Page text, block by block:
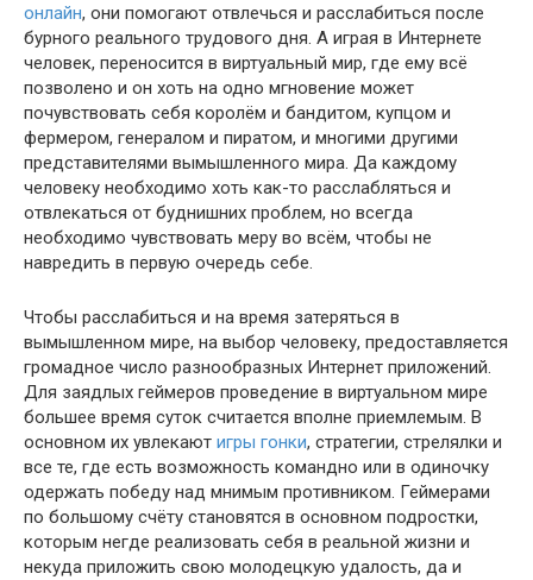
онлайн, они помогают отвлечься и расслабиться после
бурного реального трудового дня. А играя в Интернете
человек, переносится в виртуальный мир, где ему всё
позволено и он хоть на одно мгновение может
почувствовать себя королём и бандитом, купцом и
фермером, генералом и пиратом, и многими другими
представителями вымышленного мира. Да каждому
человеку необходимо хоть как-то расслабляться и
отвлекаться от буднишних проблем, но всегда
необходимо чувствовать меру во всём, чтобы не
навредить в первую очередь себе.
Чтобы расслабиться и на время затеряться в
вымышленном мире, на выбор человеку, предоставляется
громадное число разнообразных Интернет приложений.
Для заядлых геймеров проведение в виртуальном мире
большее время суток считается вполне приемлемым. В
основном их увлекают игры гонки, стратегии, стрелялки и
все те, где есть возможность командно или в одиночку
одержать победу над мнимым противником. Геймерами
по большому счёту становятся в основном подростки,
которым негде реализовать себя в реальной жизни и
некуда приложить свою молодецкую удалость, да и